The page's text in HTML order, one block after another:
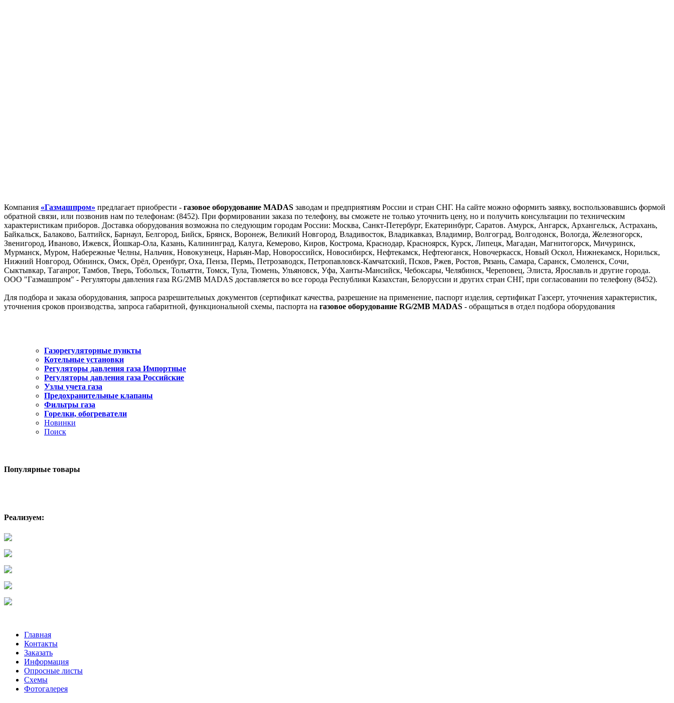
Компания «Газмашпром» предлагает приобрести - газовое оборудование MADAS заводам и предприятиям России и стран СНГ. На сайте можно оформить заявку, воспользовавшись формой
обратной связи, или позвонив нам по телефонам: (8452). При формировании заказа по телефону, вы сможете не только уточнить цену, но и получить консультации по техническим
характеристикам приборов. Доставка оборудования возможна по следующим городам России: Москва, Санкт-Петербург, Екатеринбург, Саратов. Амурск, Ангарск, Архангельск, Астрахань,
Байкальск, Балаково, Балтийск, Барнаул, Белгород, Бийск, Брянск, Воронеж, Великий Новгород, Владивосток, Владикавказ, Владимир, Волгоград, Волгодонск, Вологда, Железногорск,
Звенигород, Иваново, Ижевск, Йошкар-Ола, Казань, Калининград, Калуга, Кемерово, Киров, Кострома, Краснодар, Красноярск, Курск, Липецк, Магадан, Магнитогорск, Мичуринск,
Мурманск, Муром, Набережные Челны, Нальчик, Новокузнецк, Нарьян-Мар, Новороссийск, Новосибирск, Нефтекамск, Нефтеюганск, Новочеркасск, Новый Оскол, Нижнекамск, Норильск,
Нижний Новгород, Обнинск, Омск, Орёл, Оренбург, Оха, Пенза, Пермь, Петрозаводск, Петропавловск-Камчатский, Псков, Ржев, Ростов, Рязань, Самара, Саранск, Смоленск, Сочи,
Сыктывкар, Таганрог, Тамбов, Тверь, Тобольск, Тольятти, Томск, Тула, Тюмень, Ульяновск, Уфа, Ханты-Мансийск, Чебоксары, Челябинск, Череповец, Элиста, Ярославль и другие города.
ООО "Газмашпром" - Регуляторы давления газа RG/2MB MADAS доставляется во все города Республики Казахстан, Белоруссии и других стран СНГ, при согласовании по телефону (8452).
Для подбора и заказа оборудования, запроса разрешительных документов (сертификат качества, разрешение на применение, паспорт изделия, сертификат Газсерт, уточнения характеристик,
уточнения сроков производства, запроса габаритной, функциональной схемы, паспорта на газовое оборудование RG/2MB MADAS - обращаться в отдел подбора оборудования
Газорегуляторные пункты
Котельные установки
Регуляторы давления газа Импортные
Регуляторы давления газа Российские
Узлы учета газа
Предохранительные клапаны
Фильтры газа
Горелки, обогреватели
Новинки
Поиск
Популярные товары
Реализуем:
Главная
Контакты
Заказать
Информация
Опросные листы
Схемы
Фотогалерея